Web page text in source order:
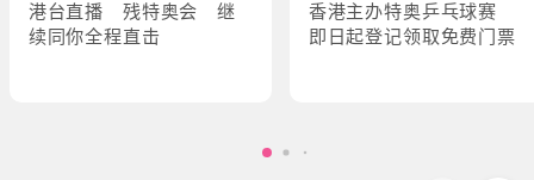
港台直播 残特奥会 继
续同你全程直击
香港主办特奥乒乓球赛
即日起登记领取免费门票